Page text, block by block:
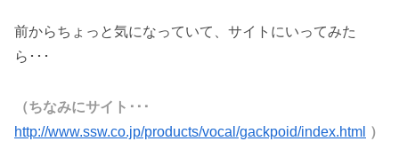
前からちょっと気になっていて、サイトにいってみた
ら･･･
（ちなみにサイト･･･
http://www.ssw.co.jp/products/vocal/gackpoid/index.html ）